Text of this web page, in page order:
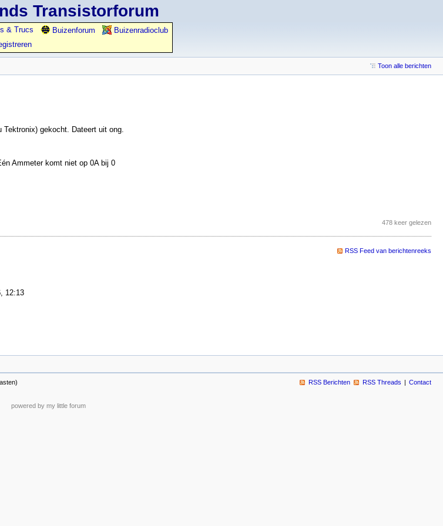
Transistorforum
& Trucs Buizenforum
Buizenradioclub
Toon alle berichten
gekocht. Dateert uit ong.
Ammeter komt niet op 0A bij 0
478 keer gelezen
RSS Feed van berichtenreeks
12:13
RSS Berichten RSS Threads Contact
powered by my little forum